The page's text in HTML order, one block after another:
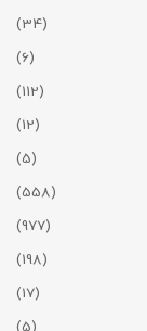
(34)
(6)
(112)
(12)
(5)
(558)
(977)
(198)
(17)